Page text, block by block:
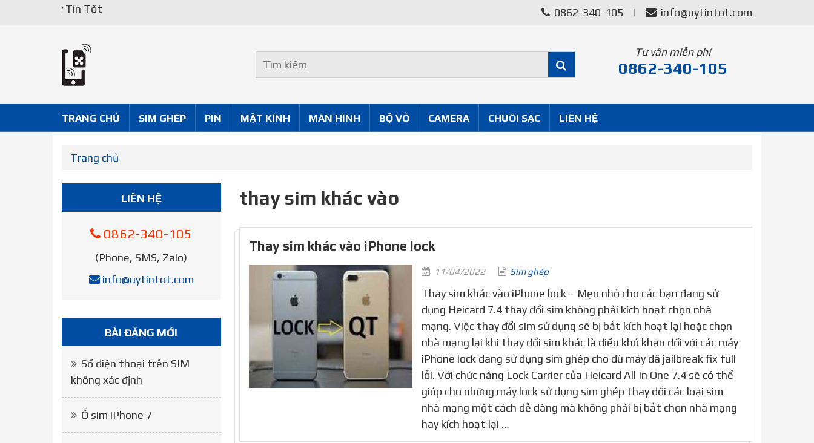
Uy Tín Tốt 0862-340-105 info@uytintot.com
Tư vấn miễn phí
0862-340-105
TRANG CHỦ SIM GHÉP PIN MẶT KÍNH MÀN HÌNH BỘ VỎ CAMERA CHUÔI SẠC LIÊN HỆ
Trang chủ
thay sim khác vào
Thay sim khác vào iPhone lock
11/04/2022 Sim ghép
Thay sim khác vào iPhone lock – Mẹo nhỏ cho các bạn đang sử
dụng Heicard 7.4 thay đổi sim không phải kích hoạt chọn nhà
mạng. Việc thay đổi sim sử dụng sẽ bị bắt kích hoạt lại hoặc chọn
nhà mạng lại khi thay đổi sim khác là điều khó khăn đối với các máy
iPhone lock đang sử dụng sim ghép cho dù máy đã jailbreak fix full
lỗi. Với chức năng Lock Carrier của Heicard All In One 7.4 sẽ có thể
giúp cho những máy lock sử dụng sim ghép thay đổi các loại sim
nhà mạng một cách dễ dàng mà không phải bị bắt chọn nhà mạng
hay kích hoạt lại …
LIÊN HỆ
0862-340-105
(Phone, SMS, Zalo)
info@uytintot.com
BÀI ĐĂNG MỚI
Số điện thoại trên SIM
không xác định
Ổ sim iPhone 7